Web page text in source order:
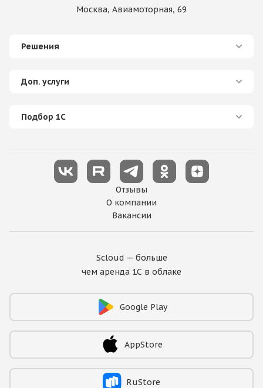
Москва, Авиамоторная, 69
Решения
Доп. услуги
Подбор 1С
О компании
Отзывы
Вакансии
Scloud — больше
чем аренда 1С в облаке
Google Play
AppStore
RuStore